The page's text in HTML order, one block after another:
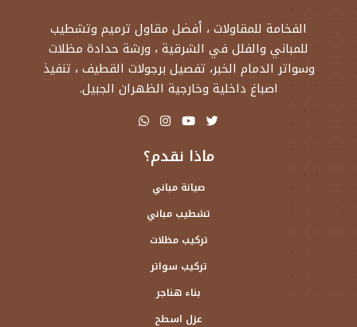
الفخامة للمقاولات ، أفضل مقاول ترميم وتشطيب
للمباني والفلل في الشرقية ، ورشة حدادة مظلات
وسواتر الدمام الخبر، تفصيل برجولات القطيف ، تنفيذ
اصباغ داخلية وخارجية الظهران الجبيل.
ماذا نقدم؟
صيانة مباني
تشطيب مباني
تركيب مظلات
تركيب سواتر
بناء هناجر
عزل اسطح